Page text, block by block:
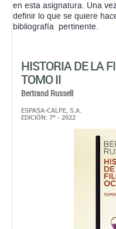
en esta asignatura. Una
definir lo que se quiere
bibliografía pertinente.
HISTORIA DE LA
TOMO II
Bertrand Russell
ESPASA-CALPE, S.A.
EDICIÓN: 7ª - 2022